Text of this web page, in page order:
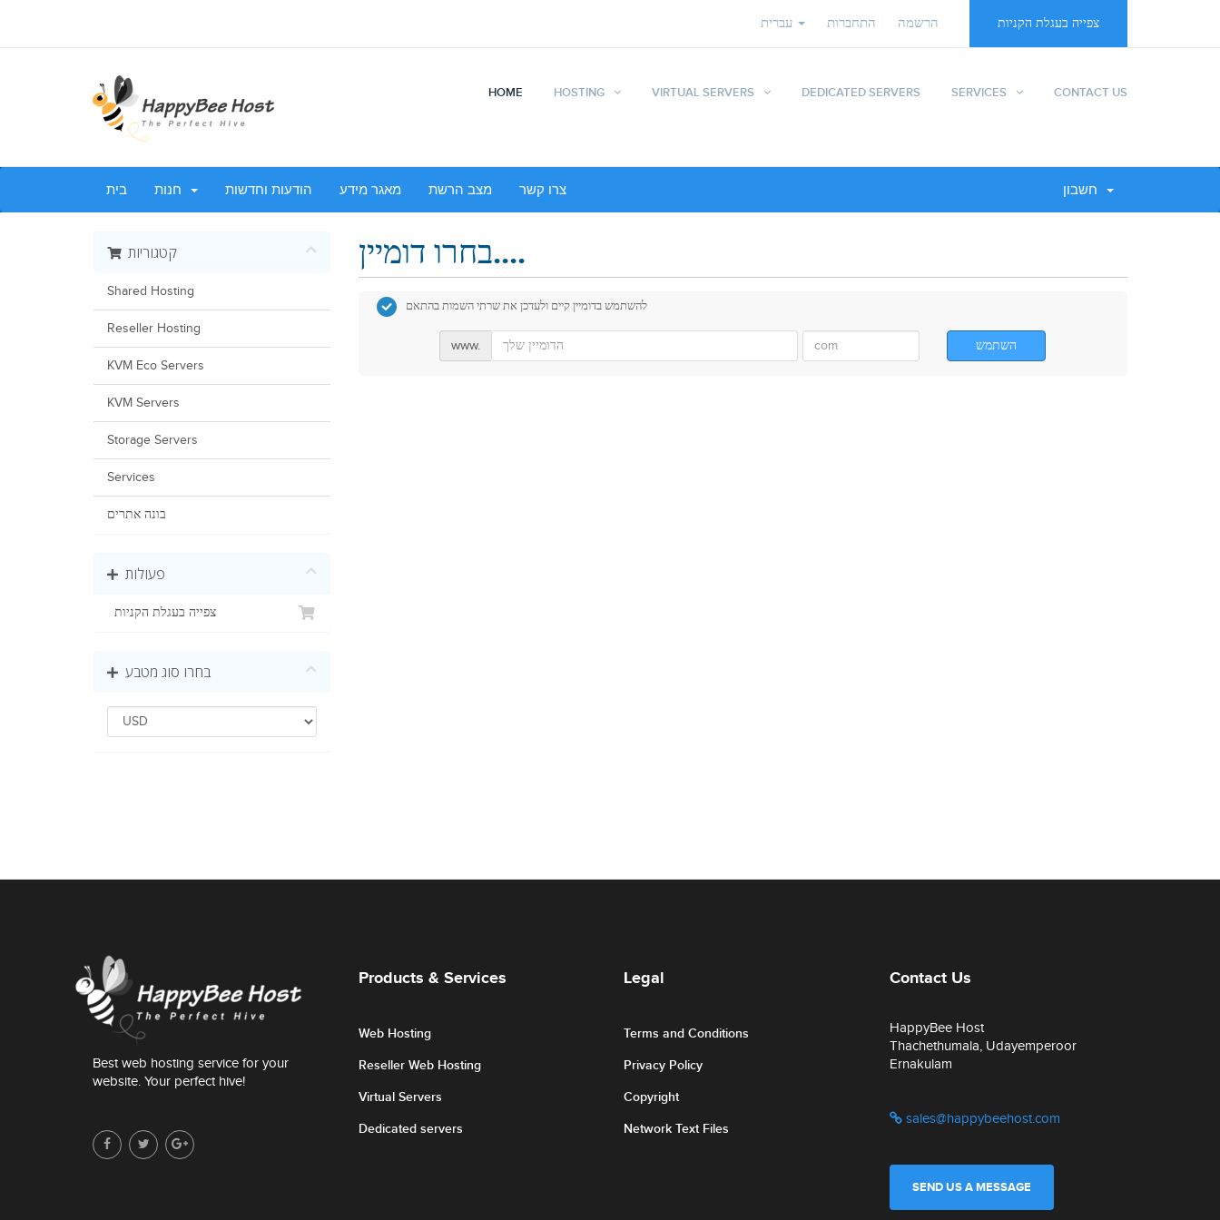
התחברות הרשמה צפייה בעגלת הקניות
HOME HOSTING VIRTUAL SERVERS DEDICATED SERVERS SERVICES CONTACT US
בית הודעות וחדשות מאגר מידע מצב הרשת צרו קשר
קטגוריות
Shared Hosting
Reseller Hosting
KVM Eco Servers
KVM Servers
Storage Servers
Services
בונה אתרים
פעולות
צפייה בעגלת הקניות
בחרו סוג מטבע
בחרו דומיין....
להשתמש בדומיין קיים ולעדכן את שרתי השמות בהתאם
www. השתמש
Best web hosting service for your
website. Your perfect hive!
Products & Services
Web Hosting
Reseller Web Hosting
Virtual Servers
Dedicated servers
Legal
Terms and Conditions
Privacy Policy
Copyright
Network Text Files
Contact Us
HappyBee Host
Thachethumala, Udayemperoor
Ernakulam
sales@happybeehost.com
SEND US A MESSAGE